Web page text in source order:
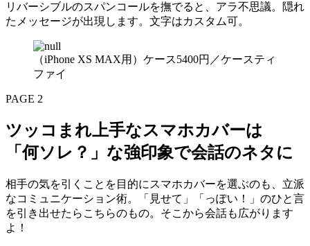
リバーシブルのスパンコールを撫でると、アラ不思議。隠れ
たメッセージが出現します。文字はカスタム可。
（iPhone XS MAX用）ケース5400円／ケースティ
ファイ
PAGE 2
ツッコまれ上手なスマホカバーは
「何ソレ？」な強印象で会話のネタに
相手の気を引くことを目的にスマホカバーを選ぶのも、立派
なコミュニケーション術。「見せて」「っぽい！」のひと言
を引き出せたらこちらのもの。そこから会話も広がります
よ！